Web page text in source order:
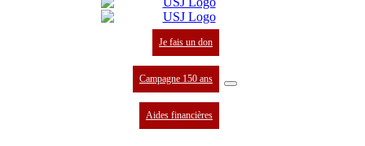
Je fais un don
Campagne 150 ans
Aides financières